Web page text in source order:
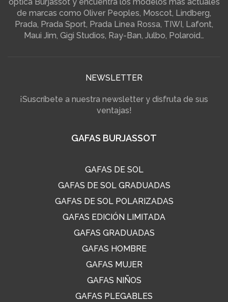
de marcas como Oliver Peoples, Moscot, Lindberg,
Prada, Prada Sport, Prada Linea Rossa, TIWI, Lafont,
Maui Jim, Gigi Studios, Ray-Ban, Julbo, Polaroid…
NEWSLETTER
¡Suscríbete a nuestra newsletter y disfruta de sus
ventajas!
GAFAS BURJASSOT
GAFAS DE SOL
GAFAS DE SOL GRADUADAS
GAFAS DE SOL POLARIZADAS
GAFAS EDICIÓN LIMITADA
GAFAS GRADUADAS
GAFAS HOMBRE
GAFAS MUJER
GAFAS NIÑOS
GAFAS PLEGABLES